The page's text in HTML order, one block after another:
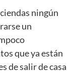
ningún
un
que ya están
de salir de casa